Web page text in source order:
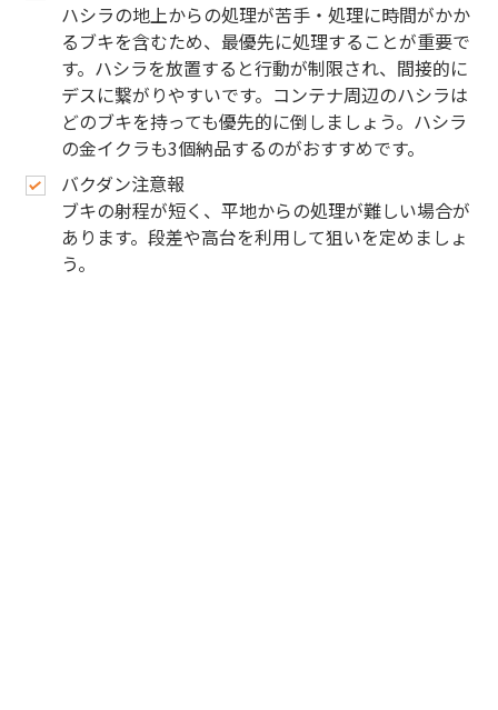
ハシラの地上からの処理が苦手・処理に時間がかか
るブキを含むため、最優先に処理することが重要で
す。ハシラを放置すると行動が制限され、間接的に
デスに繋がりやすいです。コンテナ周辺のハシラは
どのブキを持っても優先的に倒しましょう。ハシラ
の金イクラも3個納品するのがおすすめです。
バクダン注意報
ブキの射程が短く、平地からの処理が難しい場合が
あります。段差や高台を利用して狙いを定めましょ
う。